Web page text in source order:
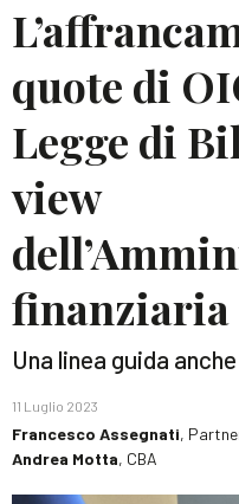
quote di
Legge di
view
finanziaria
Una linea guida
11 Luglio 2023
Francesco Assegnati,
Andrea Motta, CBA